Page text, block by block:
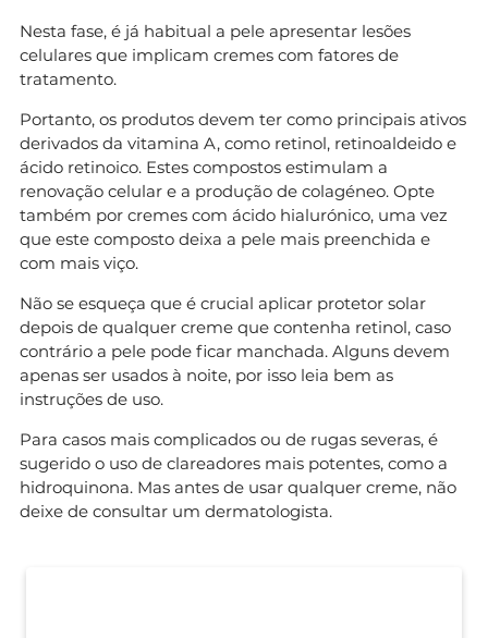
Nesta fase, é já habitual a pele apresentar lesões
celulares que implicam cremes com fatores de
tratamento.
Portanto, os produtos devem ter como principais ativos
derivados da vitamina A, como retinol, retinoaldeido e
ácido retinoico. Estes compostos estimulam a
renovação celular e a produção de colagéneo. Opte
também por cremes com ácido hialurónico, uma vez
que este composto deixa a pele mais preenchida e
com mais viço.
Não se esqueça que é crucial aplicar protetor solar
depois de qualquer creme que contenha retinol, caso
contrário a pele pode ficar manchada. Alguns devem
apenas ser usados à noite, por isso leia bem as
instruções de uso.
Para casos mais complicados ou de rugas severas, é
sugerido o uso de clareadores mais potentes, como a
hidroquinona. Mas antes de usar qualquer creme, não
deixe de consultar um dermatologista.